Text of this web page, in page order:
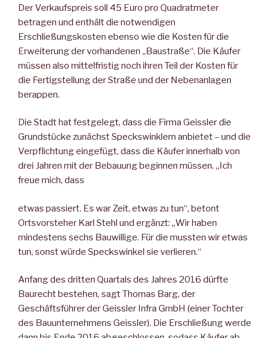
Der Verkaufspreis soll 45 Euro pro Quadratmeter
betragen und enthält die notwendigen
Erschließungskosten ebenso wie die Kosten für die
Erweiterung der vorhandenen „Baustraße“. Die Käufer
müssen also mittelfristig noch ihren Teil der Kosten für
die Fertigstellung der Straße und der Nebenanlagen
berappen.
Die Stadt hat festgelegt, dass die Firma Geissler die
Grundstücke zunächst Speckswinklern anbietet – und die
Verpflichtung eingefügt, dass die Käufer innerhalb von
drei Jahren mit der Bebauung beginnen müssen. „Ich
freue mich, dass
etwas passiert. Es war Zeit, etwas zu tun“, betont
Ortsvorsteher Karl Stehl und ergänzt: „Wir haben
mindestens sechs Bauwillige. Für die mussten wir etwas
tun, sonst würde Speckswinkel sie verlieren.“
Anfang des dritten Quartals des Jahres 2016 dürfte
Baurecht bestehen, sagt Thomas Barg, der
Geschäftsführer der Geissler Infra GmbH (einer Tochter
des Bauunternehmens Geissler). Die Erschließung werde